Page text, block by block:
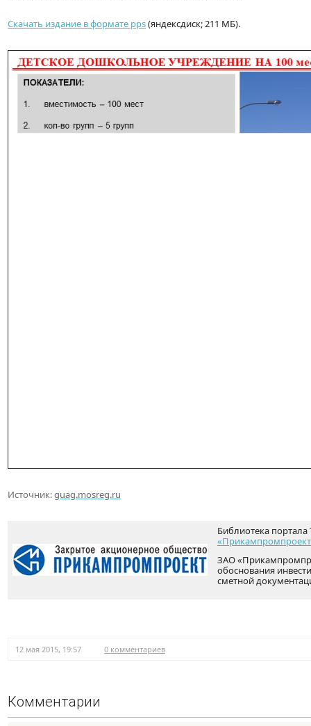
Скачать издание в формате pps(яндексдиск; 211 МБ).
Источник:guag.mosreg.ru
Библиотека
ЗАО
обоснования
сметной
12 мая 2015, 19:57 0 комментариев
Комментарии